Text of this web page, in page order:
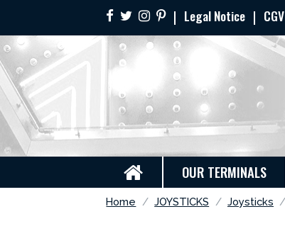
Legal Notice CGV
OUR TERMINALS
Home JOYSTICKS Joysticks